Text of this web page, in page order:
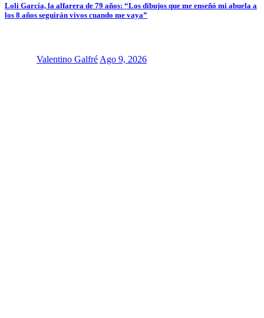
Loli García, la alfarera de 79 años: “Los dibujos que me enseñó mi abuela a
los 8 años seguirán vivos cuando me vaya”
Valentino Galfré Ago 9, 2026